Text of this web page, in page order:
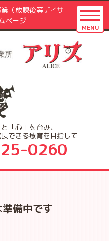
（放課後等デイサ
ページ
「心」を育み、
できる療育を目指して
0260
MENU
備中です